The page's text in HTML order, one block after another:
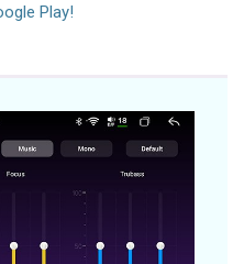
Play!